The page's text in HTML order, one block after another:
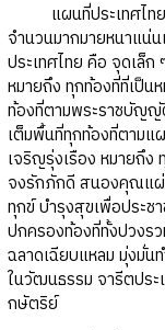
แผนที่ประเทศไทยใ
จำนวนมากมายหนาแ
ประเทศไทย คือ จุดเล็
หมายถึง ทุกท้องที่ที่เป็
ท้องที่ตามพระราชบัญ
เต็มพื้นที่ทุกท้องที่ตาม
เจริญรุ่งเรือง หมายถึ
จงรักภักดี สนองคุณแผ่
ทุกข์ บำรุงสุขเพื่อประ
ปกครองท้องที่ทั้งปวงร
ฉลาดเฉียบแหลม มุ่งมั่
ในวัฒนธรรม จารีตปร
กษัตริย์